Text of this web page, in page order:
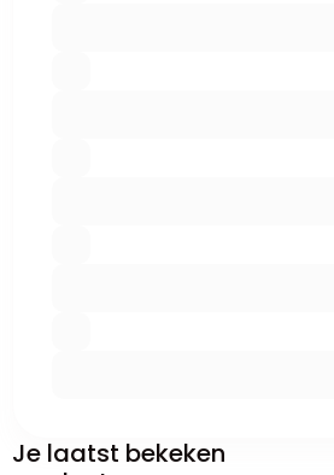
Je laatst bekeken